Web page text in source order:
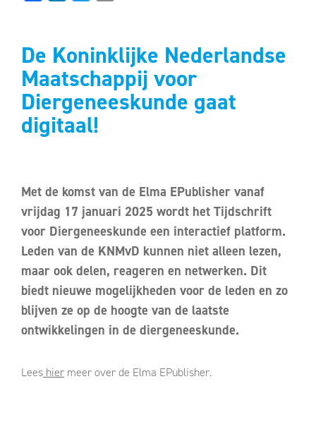
De Koninklijke Nederlandse
Maatschappij voor
Diergeneeskunde gaat
digitaal!
Met de komst van de Elma EPublisher vanaf
vrijdag 17 januari 2025 wordt het Tijdschrift
voor Diergeneeskunde een interactief platform.
Leden van de KNMvD kunnen niet alleen lezen,
maar ook delen, reageren en netwerken. Dit
biedt nieuwe mogelijkheden voor de leden en zo
blijven ze op de hoogte van de laatste
ontwikkelingen in de diergeneeskunde.
Lees hier meer over de Elma EPublisher.